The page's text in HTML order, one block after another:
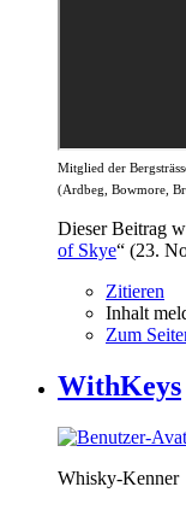
Mitglied der
(Ardbeg, Bowmore,
Dieser Beitrag
of Skye“ (23.
Zitieren
Inhalt
Zum
WithKeys
Whisky-Kenner